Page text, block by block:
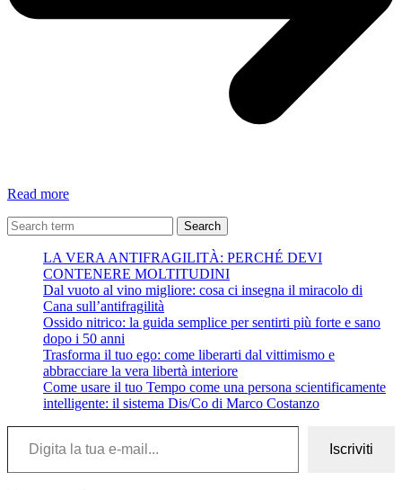
Read moreCybersicurezza
Search
LA VERA ANTIFRAGILITÀ: PERCHÉ DEVI
CONTENERE MOLTITUDINI
Dal vuoto al vino migliore: cosa ci insegna il miracolo di
Cana sull’antifragilità
Ossido nitrico: la guida semplice per sentirti più forte e sano
dopo i 50 anni
Trasforma il tuo ego: come liberarti dal vittimismo e
abbracciare la vera libertà interiore
Come usare il tuo Tempo come una persona scientificamente
intelligente: il sistema Dis/Co di Marco Costanzo
Digita la tua e-mail...
Iscriviti